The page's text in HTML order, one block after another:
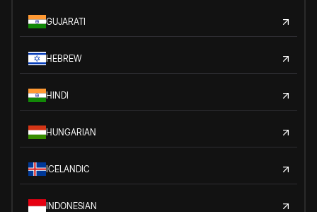
GUJARATI
HEBREW
HINDI
HUNGARIAN
ICELANDIC
INDONESIAN